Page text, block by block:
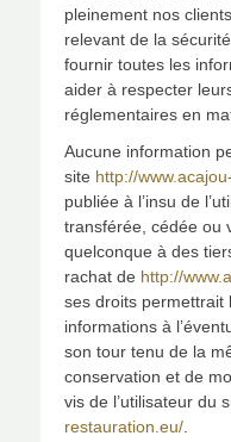
pleinement nos
relevant de la
fournir toutes les
aider à respecter
réglementaires en
Aucune information
site http://
publiée à l’insu de
transférée, cédée ou
quelconque à des
rachat de http://
ses droits permettrait
informations à
son tour tenu de la
conservation et de
vis de l’utilisateur du
restauration.eu/